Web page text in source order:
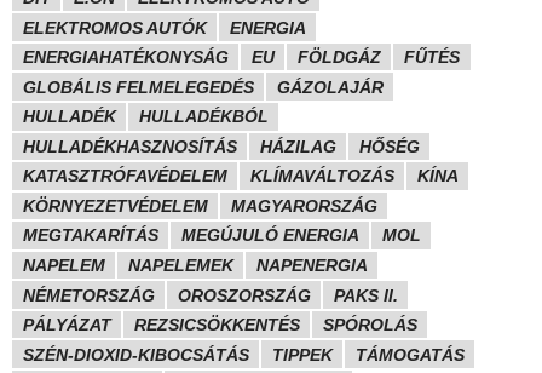
ELEKTROMOS AUTÓK
ENERGIA
ENERGIAHATÉKONYSÁG
EU FÖLDGÁZ
FŰTÉS
GLOBÁLIS FELMELEGEDÉS
GÁZOLAJÁR
HULLADÉK
HULLADÉKBÓL
HULLADÉKHASZNOSÍTÁS
HÁZILAG
HŐSÉG
KATASZTRÓFAVÉDELEM
KLÍMAVÁLTOZÁS
KÍNA
KÖRNYEZETVÉDELEM
MAGYARORSZÁG
MEGTAKARÍTÁS
MEGÚJULÓ ENERGIA
MOL
NAPELEM
NAPELEMEK
NAPENERGIA
NÉMETORSZÁG
OROSZORSZÁG
PAKS II.
PÁLYÁZAT
REZSICSÖKKENTÉS
SPÓROLÁS
SZÉN-DIOXID-KIBOCSÁTÁS
TIPPEK
TÁMOGATÁS